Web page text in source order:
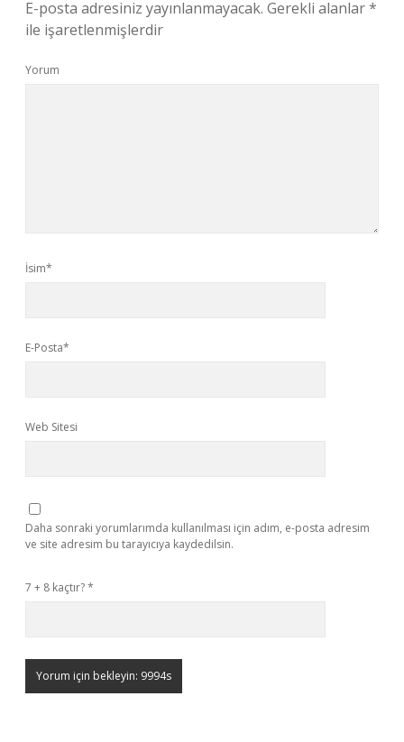
E-posta adresiniz yayınlanmayacak. Gerekli alanlar*
ile işaretlenmişlerdir
Yorum
İsim*
E-Posta*
Web Sitesi
Daha sonraki yorumlarımda kullanılması için adım, e-posta adresim
ve site adresim bu tarayıcıya kaydedilsin.
7 + 8 kaçtır?*